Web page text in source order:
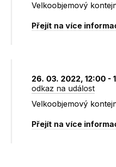
Velkoobjemový
Přejít na více
26. 03. 2022, 12:00 -
odkaz na událost
Velkoobjemový
Přejít na více